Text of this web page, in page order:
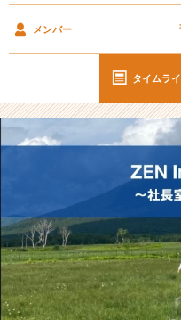
社
I
n
t
r
a
t
i
o
n
の
タ
メンバー
タイムラ